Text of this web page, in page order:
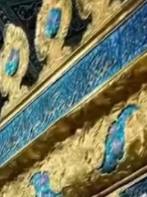
نجران
ادعای آموزش بیش از ۵ هزار نیروی سومالیایی با نظارت عربستان